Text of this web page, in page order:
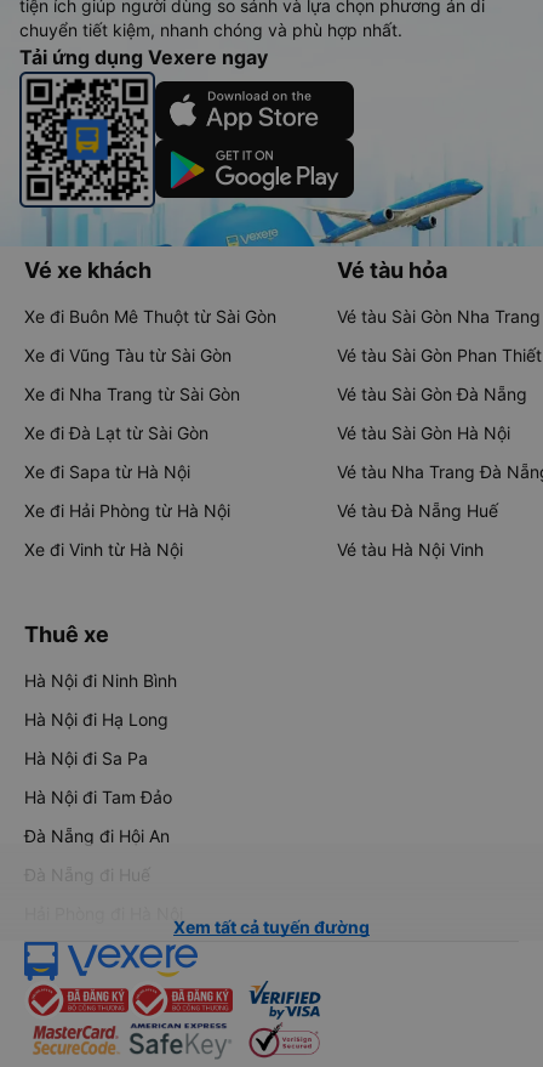
bay và hãng tàu cùng dịch vụ thuê xe máy, xe du lịch phủ
khắp các tỉnh thành tại Việt Nam.
Ứng dụng hiển thị thông tin đầy đủ, minh bạch cùng vô vàn
tiện ích giúp người dùng so sánh và lựa chọn phương án di
chuyển tiết kiệm, nhanh chóng và phù hợp nhất.
Tải ứng dụng Vexere ngay
Vé xe khách
Xe đi Buôn Mê Thuột từ Sài Gòn
Xe đi Vũng Tàu từ Sài Gòn
Xe đi Nha Trang từ Sài Gòn
Xe đi Đà Lạt từ Sài Gòn
Xe đi Sapa từ Hà Nội
Xe đi Vinh từ Hà Nội
Vé tàu hỏa
Vé tàu Sài Gòn Nha Trang
Vé tàu Sài Gòn Phan Thiết
Vé tàu Sài Gòn Đà Nẵng
Vé tàu Sài Gòn Hà Nội
Vé tàu Nha Trang Đà
Thuê xe
Hà Nội đi Ninh Bình
Hà Nội đi Hạ Long
Hà Nội đi Sa Pa
Đà Nẵng đi Huế
Hải Phòng đi Hà Nội
Xem tất cả tuyến đường